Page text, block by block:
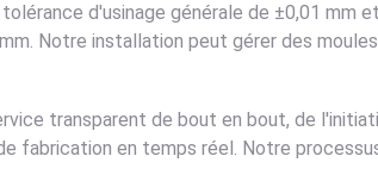
d'usinage générale de ±0,01 mm
Notre installation peut gérer des
transparent de bout en bout, de
fabrication en temps réel. Notre